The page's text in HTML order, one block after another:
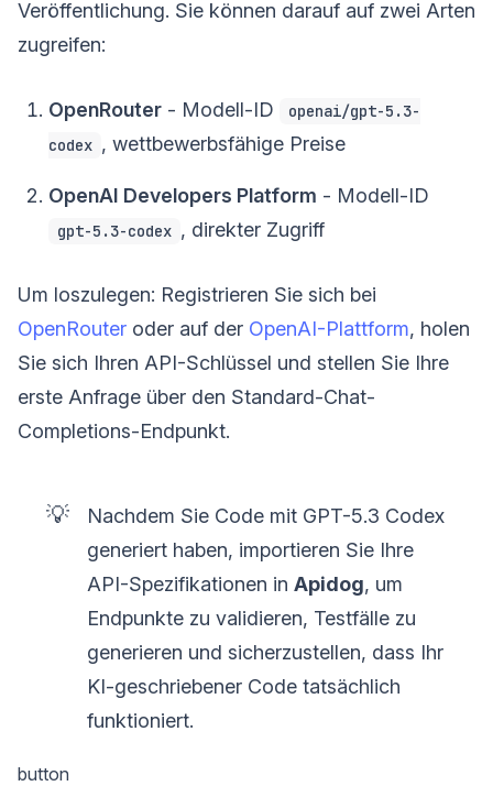
Veröffentlichung. Sie können darauf auf zwei Arten
zugreifen:
OpenRouter - Modell-ID
openai/gpt-5.3-
codex , wettbewerbsfähige Preise
OpenAI Developers Platform - Modell-ID
gpt-5.3-codex , direkter Zugriff
Um loszulegen: Registrieren Sie sich bei
OpenRouter oder auf der OpenAI-Plattform, holen
Sie sich Ihren API-Schlüssel und stellen Sie Ihre
erste Anfrage über den Standard-Chat-
Completions-Endpunkt.
💡
Nachdem Sie Code mit GPT-5.3 Codex
generiert haben, importieren Sie Ihre
API-Spezifikationen inApidog, um
Endpunkte zu validieren, Testfälle zu
generieren und sicherzustellen, dass Ihr
KI-geschriebener Code tatsächlich
funktioniert.
button